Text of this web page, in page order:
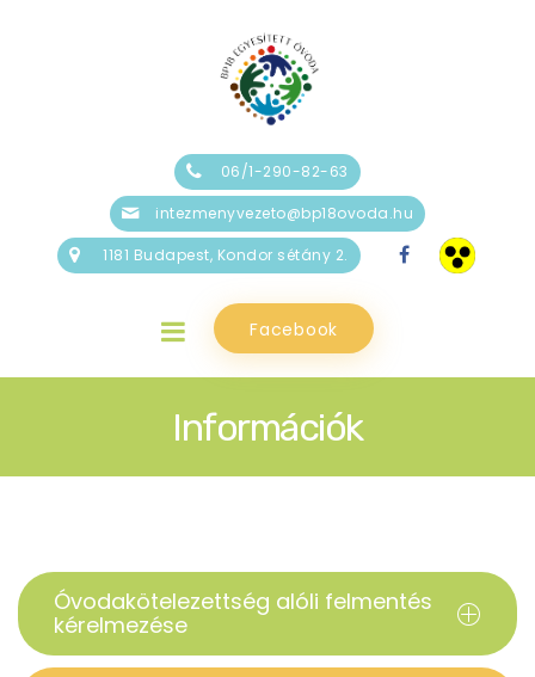
06/1-290-82-63
intezmenyvezeto@bp18ovoda.hu
1181 Budapest, Kondor sétány 2.
Facebook
Információk
Óvodakötelezettség alóli felmentés
kérelmezése